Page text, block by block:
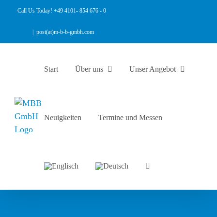
Call Us Today! +49 4101- 854 676 - 0
post(at)m-b-b-gmbh.com
Start Über uns Unser Angebot
Neuigkeiten Termine und Messen